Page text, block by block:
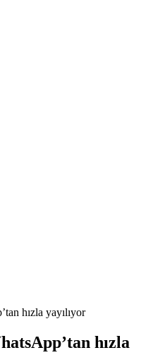
hızla yayılıyor
hızla